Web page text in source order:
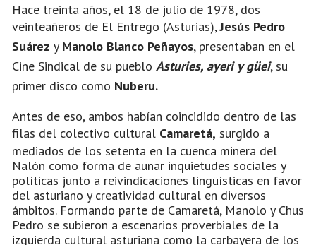
Hace treinta años, el 18 de julio de 1978, dos
veinteañeros de El Entrego (Asturias),Jesús Pedro
Suárez y Manolo Blanco Peñayos, presentaban en el
Cine Sindical de su pueblo Asturies, ayeri y güei, su
primer disco como Nuberu.
Antes de eso, ambos habían coincidido dentro de las
filas del colectivo cultural Camaretá, surgido a
mediados de los setenta en la cuenca minera del
Nalón como forma de aunar inquietudes sociales y
políticas junto a reivindicaciones lingüísticas en favor
del asturiano y creatividad cultural en diversos
ámbitos. Formando parte de Camaretá, Manolo y Chus
Pedro se subieron a escenarios proverbiales de la
izquierda cultural asturiana como la carbayera de los